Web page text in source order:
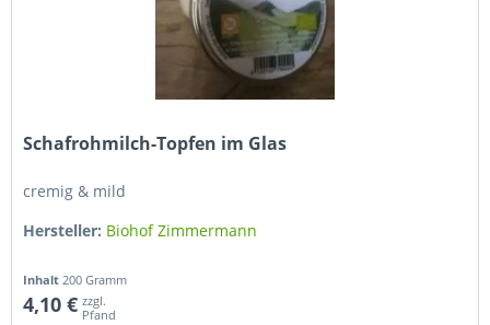
Schafrohmilch-Topfen im Glas
cremig & mild
Hersteller: Biohof Zimmermann
Inhalt 200 Gramm
4,10 € zzgl.
Pfand